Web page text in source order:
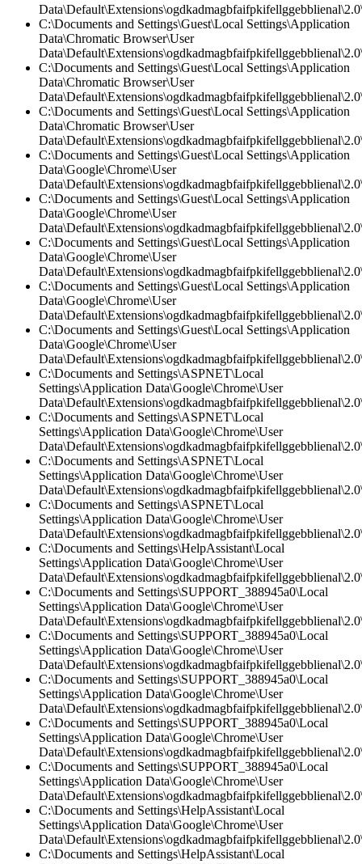
C:\Documents and Settings\Guest\Local Settings\Application
Data\Chromatic Browser\User
C:\Documents and Settings\Guest\Local Settings\Application
Data\Chromatic Browser\User
C:\Documents and Settings\Guest\Local Settings\Application
Data\Chromatic Browser\User
C:\Documents and Settings\Guest\Local Settings\Application
Data\Google\Chrome\User
C:\Documents and Settings\Guest\Local Settings\Application
Data\Google\Chrome\User
C:\Documents and Settings\Guest\Local Settings\Application
Data\Google\Chrome\User
C:\Documents and Settings\Guest\Local Settings\Application
Data\Google\Chrome\User
C:\Documents and Settings\Guest\Local Settings\Application
Data\Google\Chrome\User
C:\Documents and Settings\ASPNET\Local
Settings\Application Data\Google\Chrome\User
C:\Documents and Settings\ASPNET\Local
Settings\Application Data\Google\Chrome\User
C:\Documents and Settings\ASPNET\Local
Settings\Application Data\Google\Chrome\User
C:\Documents and Settings\ASPNET\Local
Settings\Application Data\Google\Chrome\User
C:\Documents and Settings\HelpAssistant\Local
Settings\Application Data\Google\Chrome\User
C:\Documents and Settings\SUPPORT_388945a0\Local
Settings\Application Data\Google\Chrome\User
C:\Documents and Settings\SUPPORT_388945a0\Local
Settings\Application Data\Google\Chrome\User
C:\Documents and Settings\SUPPORT_388945a0\Local
Settings\Application Data\Google\Chrome\User
C:\Documents and Settings\SUPPORT_388945a0\Local
Settings\Application Data\Google\Chrome\User
C:\Documents and Settings\SUPPORT_388945a0\Local
Settings\Application Data\Google\Chrome\User
C:\Documents and Settings\HelpAssistant\Local
Settings\Application Data\Google\Chrome\User
C:\Documents and Settings\HelpAssistant\Local